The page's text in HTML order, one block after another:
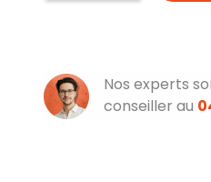
Nos experts
conseiller au